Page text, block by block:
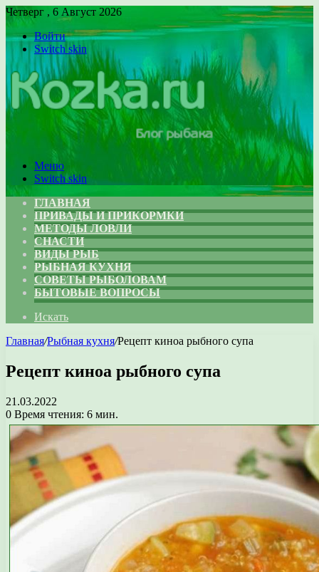
Четверг , 6 Август 2026
Войти
Switch skin
Меню
Switch skin
ГЛАВНАЯ
ПРИВАДЫ И ПРИКОРМКИ
МЕТОДЫ ЛОВЛИ
СНАСТИ
ВИДЫ РЫБ
РЫБНАЯ КУХНЯ
СОВЕТЫ РЫБОЛОВАМ
БЫТОВЫЕ ВОПРОСЫ
Искать
Главная/Рыбная кухня/Рецепт киноа рыбного супа
Рецепт киноа рыбного супа
21.03.2022
0 Время чтения: 6 мин.